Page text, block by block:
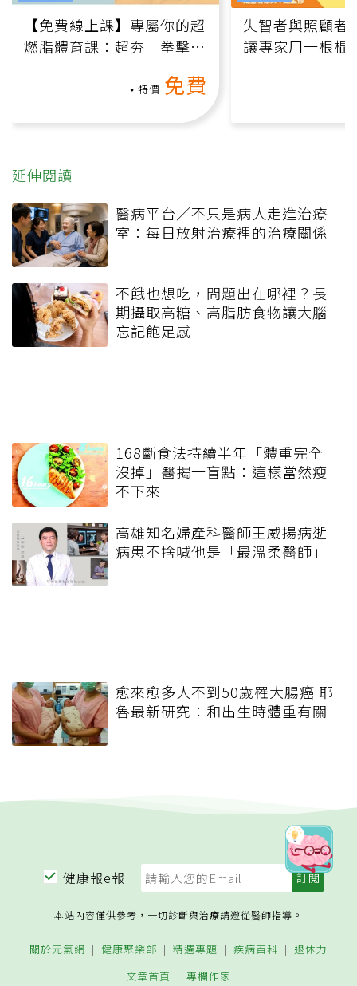
【免費線上課】專屬你的超
燃脂體育課：超夯「拳擊有
特價 免費
失智者與照顧者
讓專家用一根棍
延伸閱讀
醫病平台／不只是病人走進治療
室：每日放射治療裡的治療關係
不餓也想吃，問題出在哪裡？長
期攝取高糖、高脂肪食物讓大腦
忘記飽足感
168斷食法持續半年「體重完全
沒掉」醫揭一盲點：這樣當然瘦
不下來
高雄知名婦產科醫師王威揚病逝
病患不捨喊他是「最溫柔醫師」
愈來愈多人不到50歲罹大腸癌 耶
魯最新研究：和出生時體重有關
健康報e報
本站內容僅供參考，一切診斷與治療請遵從醫師指導。
關於元氣網 健康聚樂部 精選專題 疾病百科
退休力
文章首頁
專欄作家